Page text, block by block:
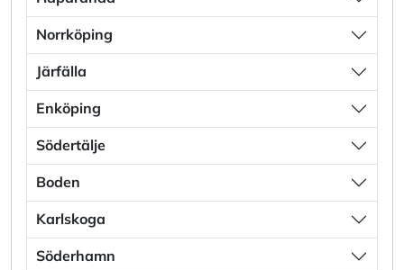
Norrköping
Järfälla
Enköping
Södertälje
Boden
Karlskoga
Söderhamn